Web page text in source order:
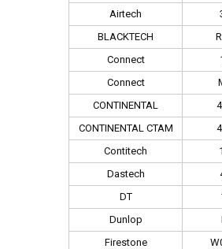
Airtech
BLACKTECH
Connect
Connect
CONTINENTAL
CONTINENTAL CTAM
Contitech
Dastech
DT
Dunlop
Firestone